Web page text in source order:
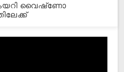
വൈഷ്‌ണോ